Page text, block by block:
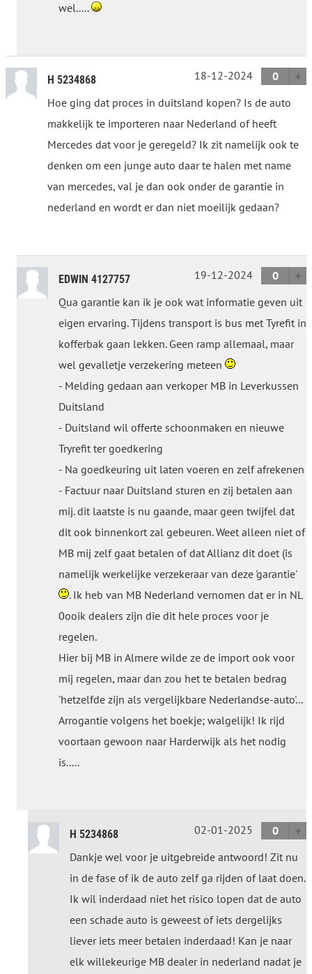
wel.....
H 5234868 18-12-2024
0
Hoe ging dat proces in duitsland kopen? Is de auto
makkelijk te importeren naar Nederland of heeft
Mercedes dat voor je geregeld? Ik zit namelijk ook te
denken om een junge auto daar te halen met name
van mercedes, val je dan ook onder de garantie in
nederland en wordt er dan niet moeilijk gedaan?
EDWIN 4127757 19-12-2024
0
Qua garantie kan ik je ook wat informatie geven uit
eigen ervaring. Tijdens transport is bus met Tyrefit in
kofferbak gaan lekken. Geen ramp allemaal, maar
wel gevalletje verzekering meteen
- Melding gedaan aan verkoper MB in Leverkussen
Duitsland
- Duitsland wil offerte schoonmaken en nieuwe
Tryrefit ter goedkering
- Na goedkeuring uit laten voeren en zelf afrekenen
- Factuur naar Duitsland sturen en zij betalen aan
mij. dit laatste is nu gaande, maar geen twijfel dat
dit ook binnenkort zal gebeuren. Weet alleen niet of
MB mij zelf gaat betalen of dat Allianz dit doet (is
namelijk werkelijke verzekeraar van deze 'garantie'
. Ik heb van MB Nederland vernomen dat er in NL
0ooik dealers zijn die dit hele proces voor je
regelen.
Hier bij MB in Almere wilde ze de import ook voor
mij regelen, maar dan zou het te betalen bedrag
'hetzelfde zijn als vergelijkbare Nederlandse-auto'...
Arrogantie volgens het boekje; walgelijk! Ik rijd
voortaan gewoon naar Harderwijk als het nodig
is.....
H 5234868 02-01-2025
0
Dankje wel voor je uitgebreide antwoord! Zit nu
in de fase of ik de auto zelf ga rijden of laat doen.
Ik wil inderdaad niet het risico lopen dat de auto
een schade auto is geweest of iets dergelijks
liever iets meer betalen inderdaad! Kan je naar
elk willekeurige MB dealer in nederland nadat je